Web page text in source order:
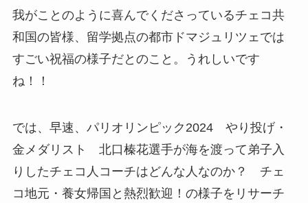
我がことのように喜んでくださっているチェコ共
和国の皆様、留学拠点の都市ドマジュリツェでは
すごい祝福の様子だとのこと。うれしいです
ね！！
では、早速、パリオリンピック2024 やり投げ・
金メダリスト 北口榛花選手が海を渡って弟子入
りしたチェコ人コーチはどんな人なのか？ チェ
コ地元・養女帰国と熱烈歓迎！の様子をリサーチ